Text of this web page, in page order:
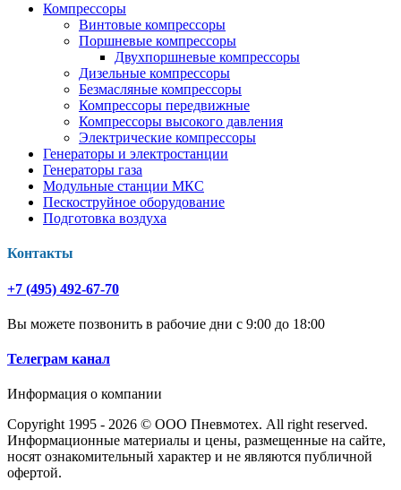
Компрессоры
Винтовые компрессоры
Поршневые компрессоры
Двухпоршневые компрессоры
Дизельные компрессоры
Безмасляные компрессоры
Компрессоры передвижные
Компрессоры высокого давления
Электрические компрессоры
Генераторы и электростанции
Генераторы газа
Модульные станции МКС
Пескоструйное оборудование
Подготовка воздуха
Контакты
+7 (495) 492-67-70
Вы можете позвонить в рабочие дни с 9:00 до 18:00
Телеграм канал
Информация о компании
Copyright 1995 - 2026 © ООО Пневмотех. All right reserved.
Информационные материалы и цены, размещенные на сайте,
носят ознакомительный характер и не являются публичной
офертой.